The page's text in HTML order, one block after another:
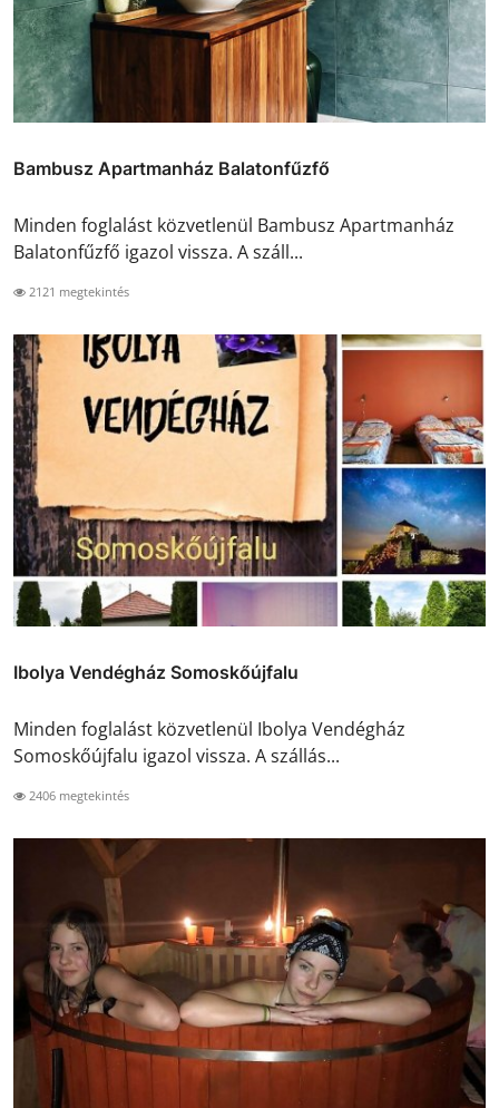
Bambusz Apartmanház Balatonfűzfő
Minden foglalást közvetlenül Bambusz Apartmanház
Balatonfűzfő igazol vissza. A száll...
2121 megtekintés
Ibolya Vendégház Somoskőújfalu
Minden foglalást közvetlenül Ibolya Vendégház
Somoskőújfalu igazol vissza. A szállás...
2406 megtekintés